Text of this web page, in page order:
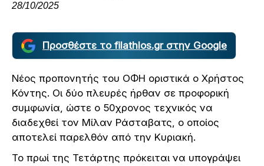
28/10/2025
Προσθέστε το filathlos.gr στην Google
Νέος προπονητής του ΟΦΗ οριστικά ο Χρήστος
Κόντης. Οι δύο πλευρές ήρθαν σε προφορική
συμφωνία, ώστε ο 50χρονος τεχνικός να
διαδεχθεί τον Μίλαν Ράσταβατς, ο οποίος
αποτελεί παρελθόν από την Κυριακή.
Το πρωί της Τετάρτης πρόκειται να υπογράψει